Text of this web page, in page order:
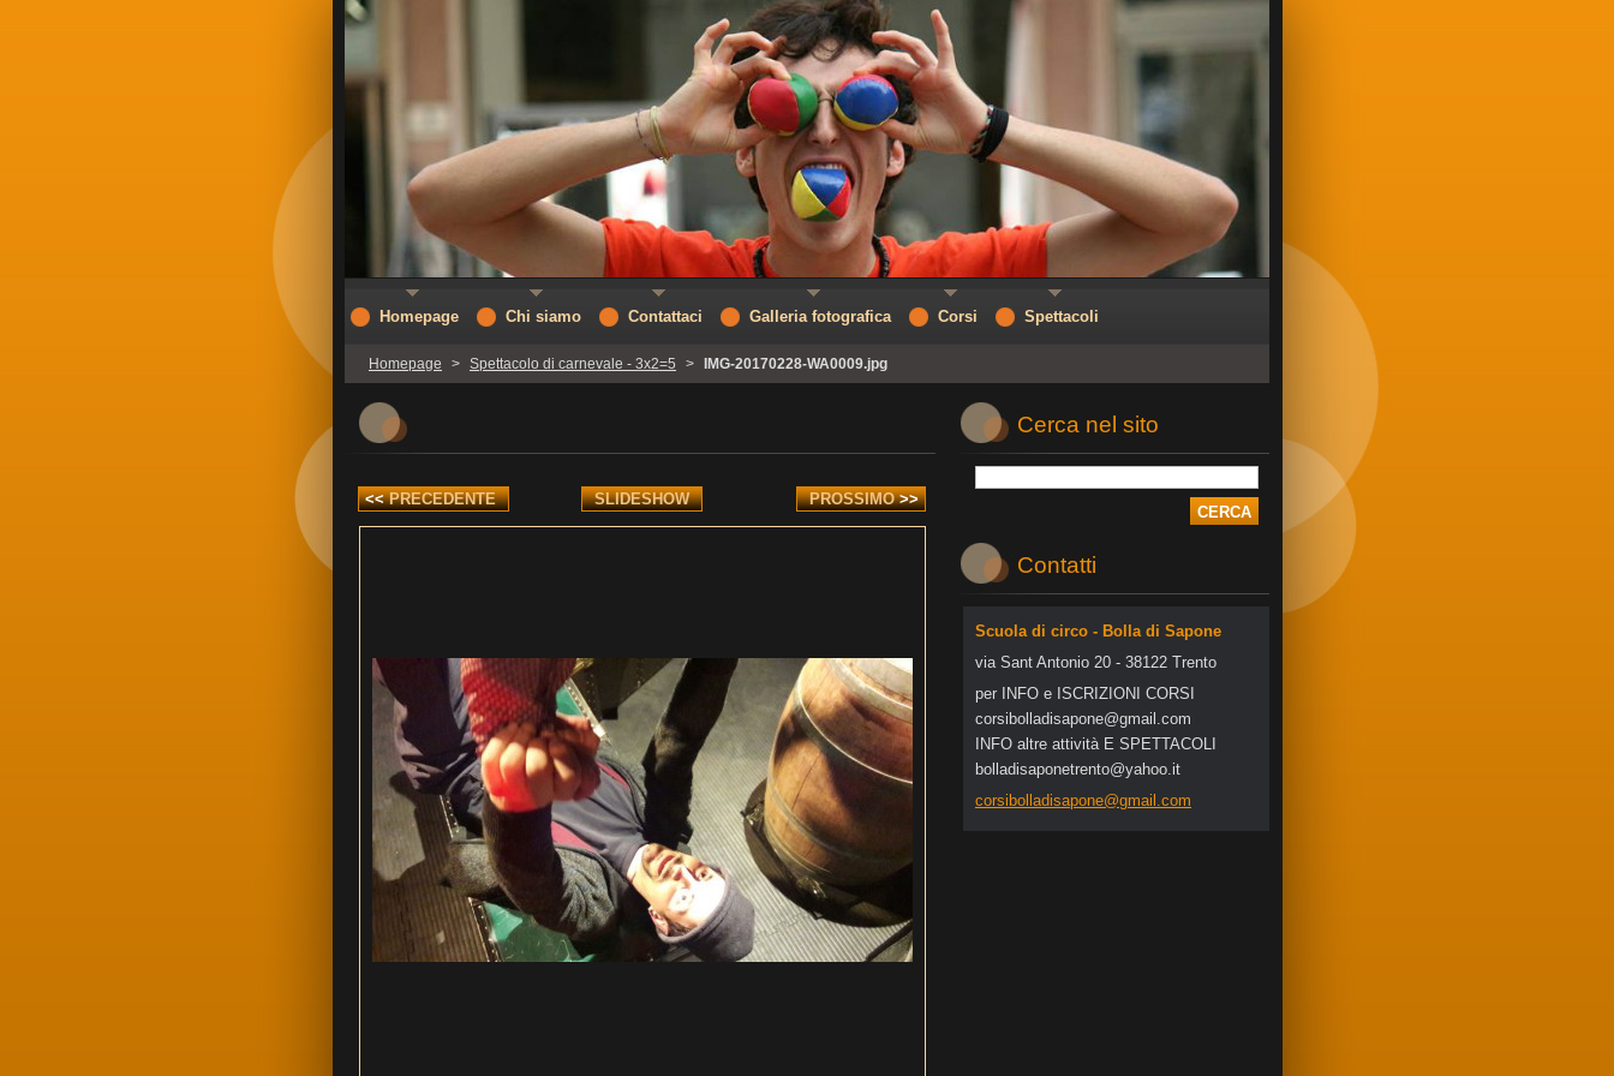
Homepage > Spettacolo di carnevale - 3x2=5 > IMG-20170228-WA0009.jpg
<< PRECEDENTE SLIDESHOW PROSSIMO >>
Cerca nel sito
Contatti
Scuola di circo - Bolla di Sapone
via Sant Antonio 20 - 38122 Trento
per INFO e ISCRIZIONI CORSI
corsibol ladisapone@gmail .com
INFO altre attività E SPETTACOLI
bolladisaponetrento@yahoo.it
corsibolladisapone@gmail.com
Homepage Chi siamo Contattaci Galleria fotografica Corsi Spettacoli